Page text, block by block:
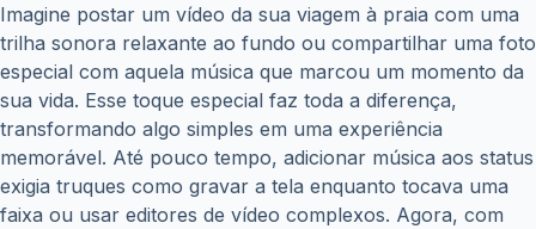
Imagine postar um vídeo da sua viagem à praia com uma
trilha sonora relaxante ao fundo ou compartilhar uma foto
especial com aquela música que marcou um momento da
sua vida. Esse toque especial faz toda a diferença,
transformando algo simples em uma experiência
memorável. Até pouco tempo, adicionar música aos status
exigia truques como gravar a tela enquanto tocava uma
faixa ou usar editores de vídeo complexos. Agora, com